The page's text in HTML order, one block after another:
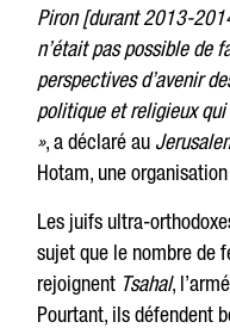
Piron [durant 2013-
n’était pas possible de
perspectives d’avenir
politique et religieux
», a déclaré au
Hotam, une
Les juifs ultra-
sujet que le nombre de
rejoignent Tsahal,
Pourtant, ils défendent